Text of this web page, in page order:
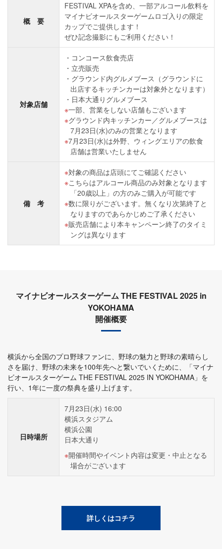
概 要
FESTIVAL XPAを含め、一部アルコール飲料を
マイナビオールスターゲームロゴ入りの限定
カップでご提供します！
ぜひ記念撮影にもご利用ください！
対象店舗
コンコース飲食売店
立売販売
グラウンド内グルメブース（グラウンドに
出店するキッチンカーは対象外となります）
日本大通りグルメブース
一部、営業をしない店舗もございます
グラウンド内キッチンカー／グルメブースは
7月23日(水)のみの営業となります
7月23日(水)は外野、ウィングエリアの飲食
店舗は営業いたしません
備 考
対象の商品は店頭にてご確認ください
こちらはアルコール商品のみ対象となります
「20歳以上」の方のみご購入が可能です
数に限りがございます。無くなり次第終了と
なりますのであらかじめご了承ください
販売店舗により本キャンペーン終了のタイミ
ングは異なります
マイナビオールスターゲーム THE FESTIVAL 2025 in
YOKOHAMA
開催概要
横浜から全国のプロ野球ファンに、野球の魅力と野球の素晴らし
さを届け、野球の未来を100年先へと繋いでいくために、「マイナ
ビオールスターゲーム THE FESTIVAL 2025 IN YOKOHAMA」を
行い、1年に一度の祭典を盛り上げます。
日時場所
7月23日(水) 16:00
横浜スタジアム
横浜公園
日本大通り
開催時間やイベント内容は変更・中止となる
場合がございます
詳しくはコチラ